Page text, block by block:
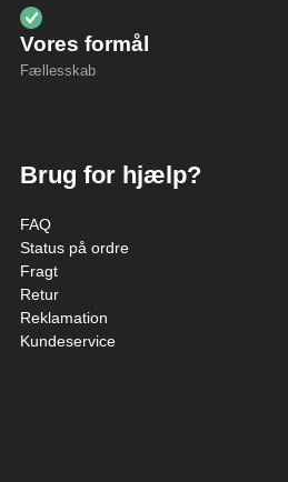
Vores formål
Fællesskab
Brug for hjælp?
FAQ
Status på ordre
Fragt
Retur
Reklamation
Kundeservice